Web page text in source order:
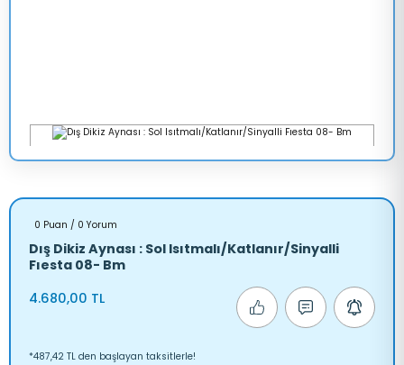
0 Puan / 0 Yorum
Dış Dikiz Aynası : Sol Isıtmalı/Katlanır/Sinyalli
Fıesta 08- Bm
4.680,00 TL
*487,42 TL den başlayan taksitlerle!